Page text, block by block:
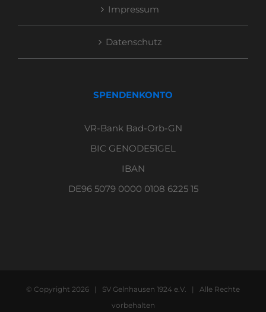
Impressum
Datenschutz
SPENDENKONTO
VR-Bank Bad-Orb-GN
BIC GENODE51GEL
IBAN
DE96 5079 0000 0108 6225 15
© Copyright 2026 | SV Gelnhausen 1924 e.V. | Alle Rechte
vorbehalten